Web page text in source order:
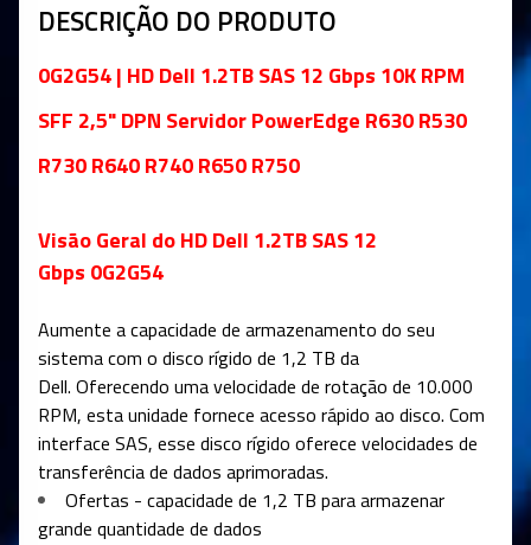
DESCRIÇÃO DO PRODUTO
0G2G54 | HD Dell 1.2TB SAS 12 Gbps 10K RPM
SFF 2,5" DPN Servidor PowerEdge R630 R530
R730 R640 R740 R650 R750
Visão Geral do HD Dell 1.2TB SAS 12
Gbps 0G2G54
Aumente a capacidade de armazenamento do seu
sistema com o disco rígido de 1,2 TB da
Dell. Oferecendo uma velocidade de rotação de 10.000
RPM, esta unidade fornece acesso rápido ao disco. Com
interface SAS, esse disco rígido oferece velocidades de
transferência de dados aprimoradas.
Ofertas - capacidade de 1,2 TB para armazenar
grande quantidade de dados